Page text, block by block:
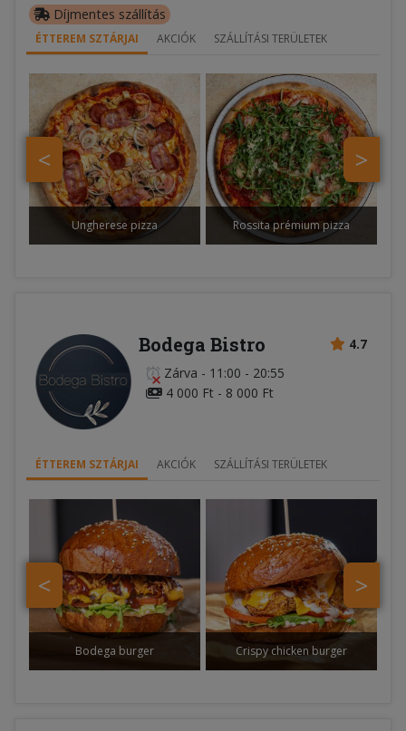
Díjmentes szállítás
ÉTTEREM SZTÁRJAI AKCIÓK SZÁLLÍTÁSI TERÜLETEK
>
<
Ungherese pizza Rossita prémium pizza
4.7
Bodega Bistro
Zárva - 11:00 - 20:55
4 000 Ft - 8 000 Ft
ÉTTEREM SZTÁRJAI AKCIÓK SZÁLLÍTÁSI TERÜLETEK
>
<
Bodega burger Crispy chicken burger